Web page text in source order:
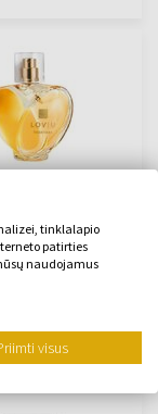
vanduo
tinklalapio
patirties
naudojamus
visus